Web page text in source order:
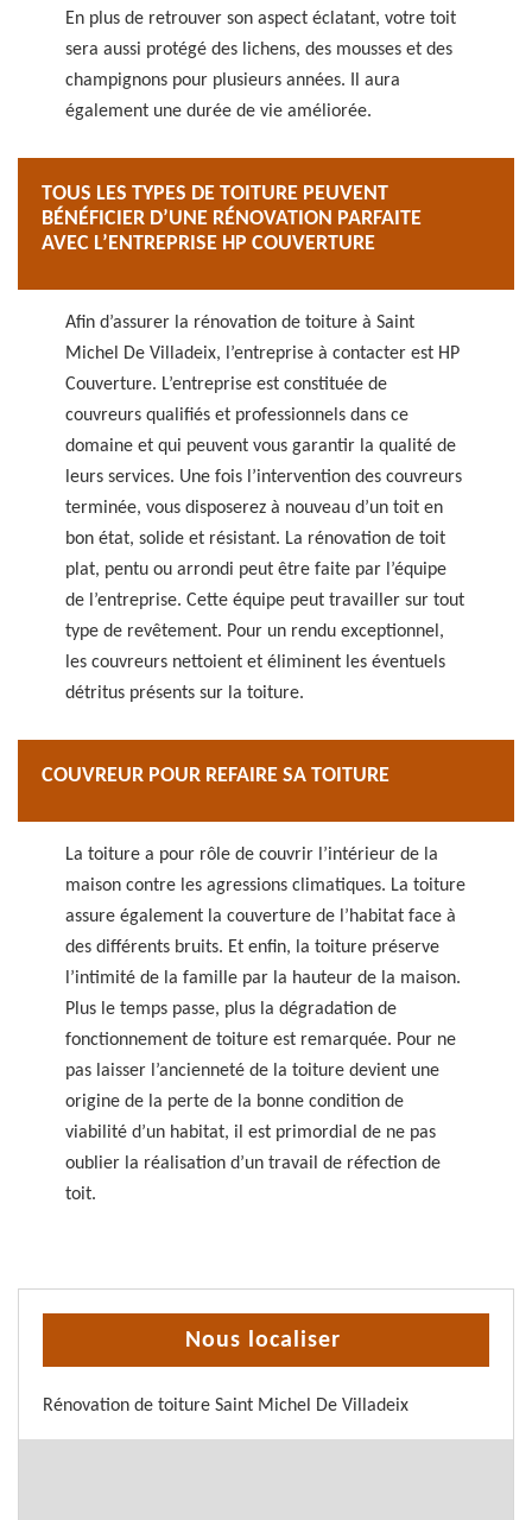
En plus de retrouver son aspect éclatant, votre toit
sera aussi protégé des lichens, des mousses et des
champignons pour plusieurs années. Il aura
également une durée de vie améliorée.
TOUS LES TYPES DE TOITURE PEUVENT
BÉNÉFICIER D’UNE RÉNOVATION PARFAITE
AVEC L’ENTREPRISE HP COUVERTURE
Afin d’assurer la rénovation de toiture à Saint
Michel De Villadeix, l’entreprise à contacter est HP
Couverture. L’entreprise est constituée de
couvreurs qualifiés et professionnels dans ce
domaine et qui peuvent vous garantir la qualité de
leurs services. Une fois l’intervention des couvreurs
terminée, vous disposerez à nouveau d’un toit en
bon état, solide et résistant. La rénovation de toit
plat, pentu ou arrondi peut être faite par l’équipe
de l’entreprise. Cette équipe peut travailler sur tout
type de revêtement. Pour un rendu exceptionnel,
les couvreurs nettoient et éliminent les éventuels
détritus présents sur la toiture.
COUVREUR POUR REFAIRE SA TOITURE
La toiture a pour rôle de couvrir l’intérieur de la
maison contre les agressions climatiques. La toiture
assure également la couverture de l’habitat face à
des différents bruits. Et enfin, la toiture préserve
l’intimité de la famille par la hauteur de la maison.
Plus le temps passe, plus la dégradation de
fonctionnement de toiture est remarquée. Pour ne
pas laisser l’ancienneté de la toiture devient une
origine de la perte de la bonne condition de
viabilité d’un habitat, il est primordial de ne pas
oublier la réalisation d’un travail de réfection de
toit.
Nous localiser
Rénovation de toiture Saint Michel De Villadeix